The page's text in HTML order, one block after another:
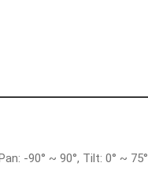
-90° ~ 90°, Tilt: 0° ~ 75°